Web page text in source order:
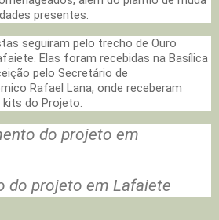
presentes.
seguiram pelo trecho de Ouro
Elas foram recebidas na Basílica
pelo Secretário de
Rafael Lana, onde receberam
do Projeto.
do projeto em Lafaiete